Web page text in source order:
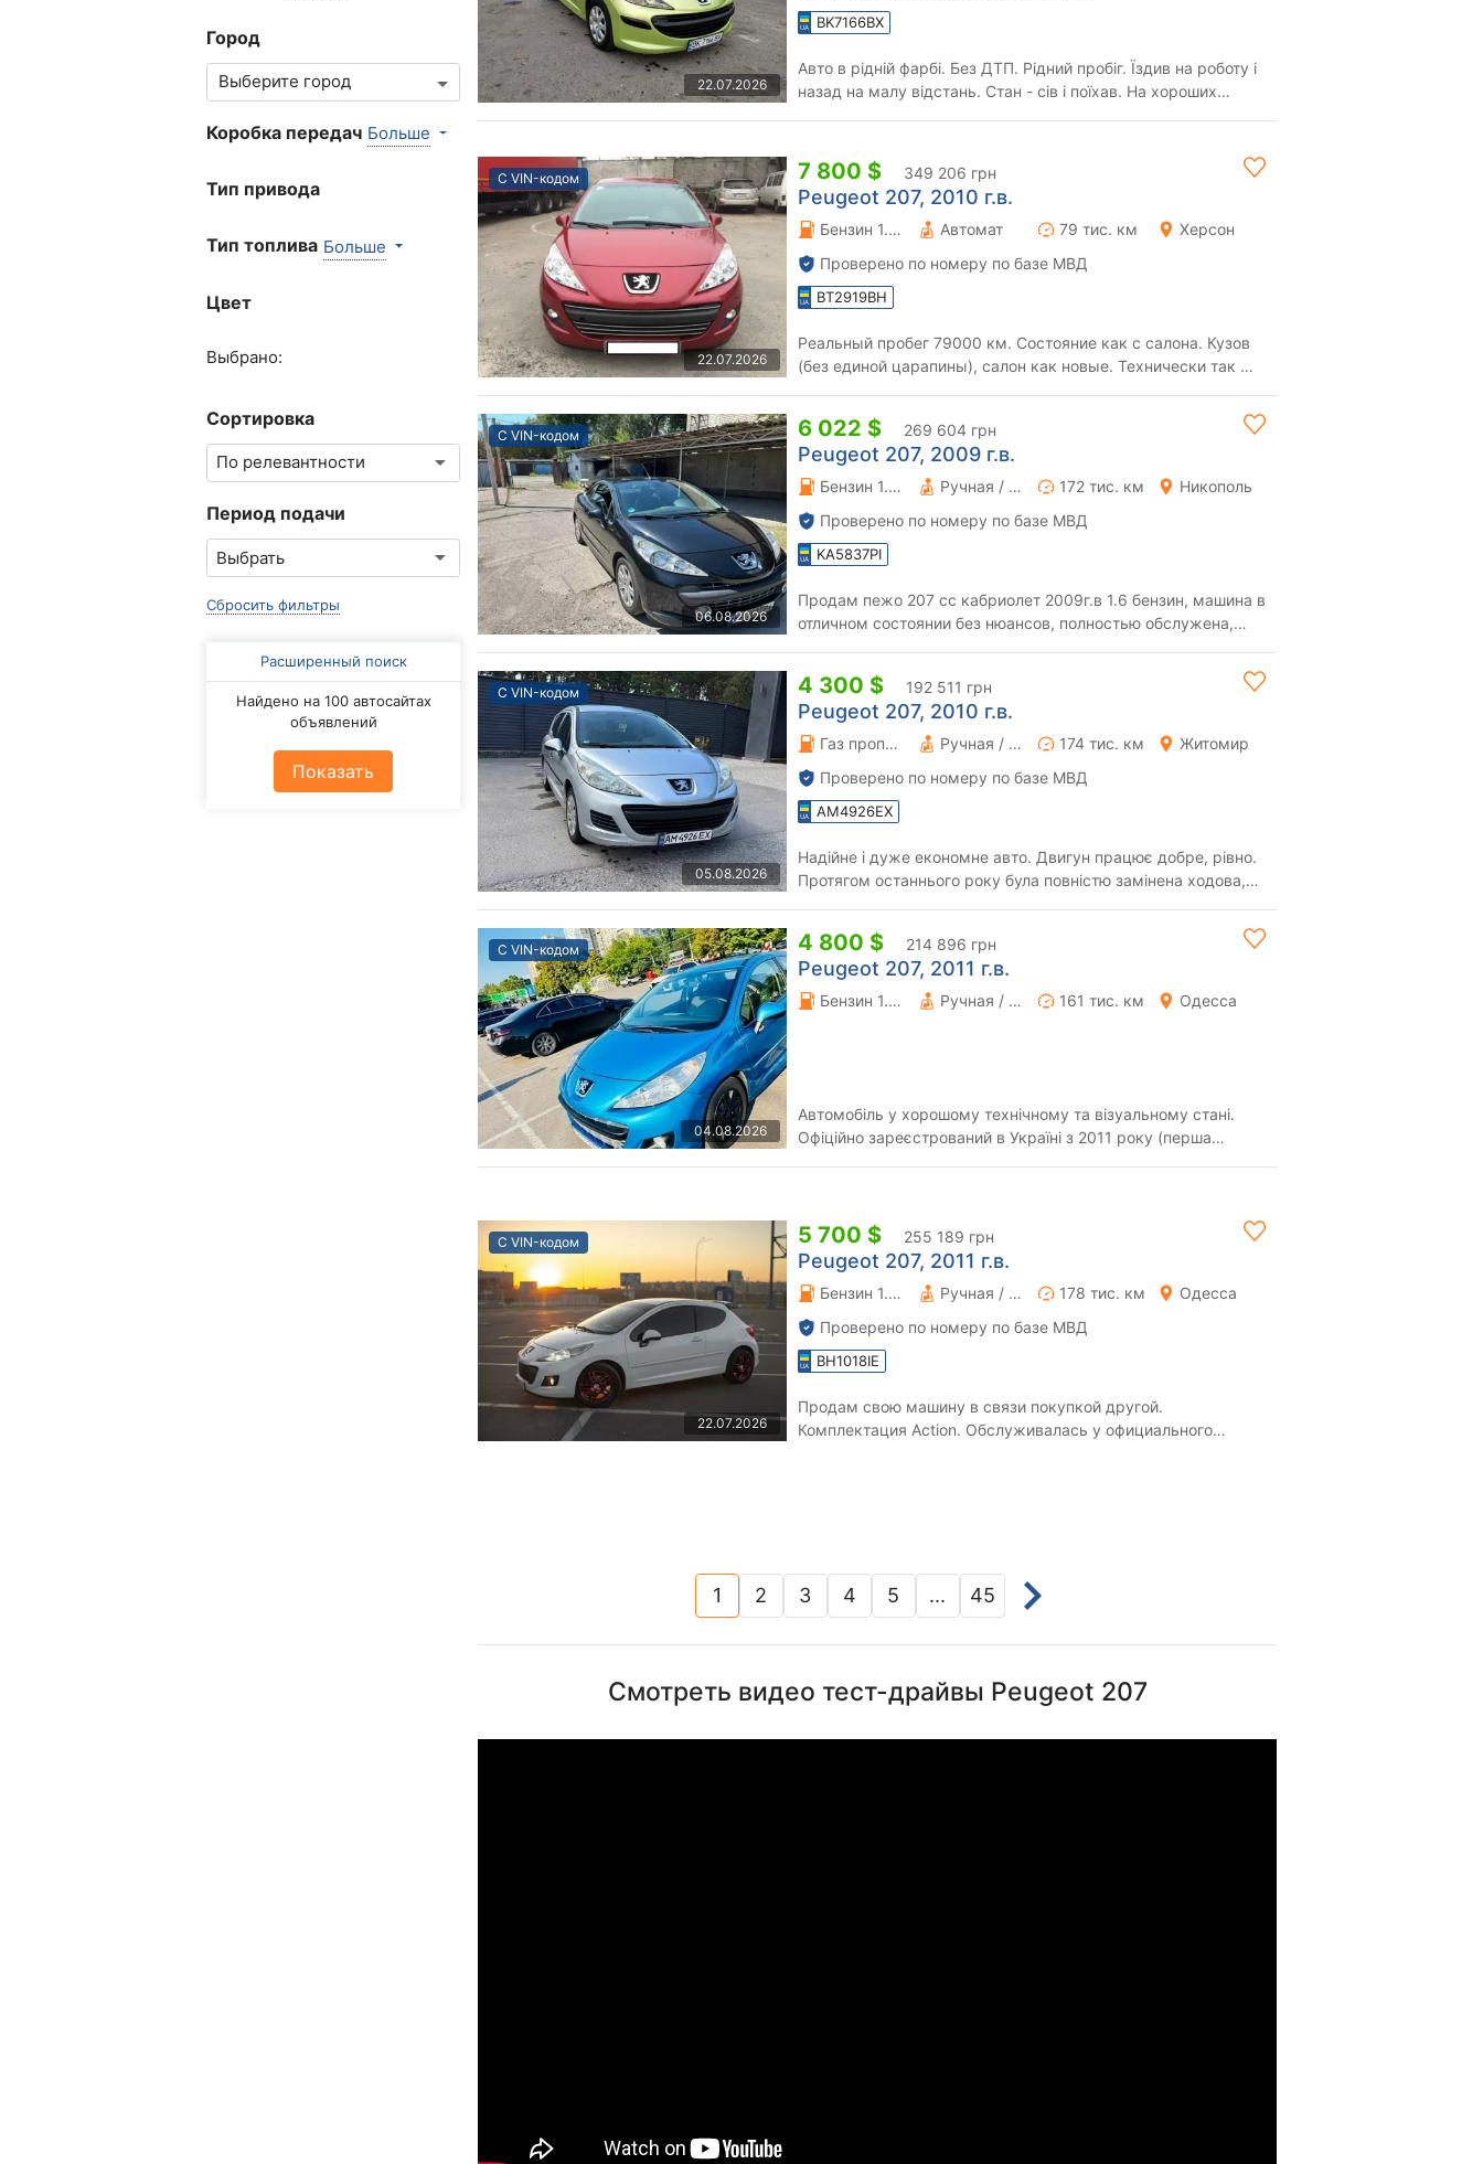
Город
Коробка передач Больше
Тип привода
Тип топлива Больше
Цвет
Выбрано:
Сортировка
Период подачи
Сбросить фильтры
Расширенный поиск
Найдено на 100 автосайтах
объявлений
Показать
22.07.2026
BK7166BX
Авто в рідній фарбі. Без ДТП. Рідний пробіг. Їздив на роботу і
назад на малу відстань. Стан - сів і поїхав. На хороших
С VIN-кодом
22.07.2026
7 800 $ 349 206 грн
Peugeot 207, 2010 г.в.
Бензин 1.4 л. Автомат 79 тис. км
Херсон
Проверено по номеру по базе МВД
BT2919BH
Реальный пробег 79000 км. Состояние как с салона. Кузов
(без единой царапины), салон как новые. Технически так же
С VIN-кодом
06.08.2026
6 022 $ 269 604 грн
Peugeot 207, 2009 г.в.
Бензин 1.6 л. Ручная / Механика 172 тис. км
Никополь
Проверено по номеру по базе МВД
KA5837PI
Продам пежо 207 сс кабриолет 2009г.в 1.6 бензин, машина в
отличном состоянии без нюансов, полностью обслужена,
С VIN-кодом
05.08.2026
4 300 $ 192 511 грн
Peugeot 207, 2010 г.в.
Газ пропан-бутан \ Бензин 1.4 л. Ручная / Механика 174 тис. км
Житомир
Проверено по номеру по базе МВД
AM4926EX
Надійне і дуже економне авто. Двигун працює добре, рівно.
Протягом останнього року була повністю замінена ходова,
С VIN-кодом
04.08.2026
4 800 $ 214 896 грн
Peugeot 207, 2011 г.в.
Бензин 1.36 л. Ручная / Механика 161 тис. км Одесса
Автомобіль у хорошому технічному та візуальному стані.
Офіційно зареєстрований в Україні з 2011 року (перша
С VIN-кодом
22.07.2026
5 700 $ 255 189 грн
Peugeot 207, 2011 г.в.
Бензин 1.4 л. Ручная / Механика 178 тис. км
Одесса
Проверено по номеру по базе МВД
BH1018IE
Продам свою машину в связи покупкой другой.
Комплектация Action. Обслуживалась у официального
1(current)
2 3 4 5 ... 45
Смотреть видео тест-драйвы Peugeot 207